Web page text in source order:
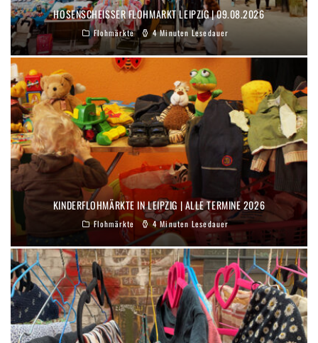
HOSENSCHEISSER FLOHMARKT LEIPZIG | 09.08.2026
Flohmärkte 4 Minuten Lesedauer
KINDERFLOHMÄRKTE IN LEIPZIG | ALLE TERMINE 2026
Flohmärkte 4 Minuten Lesedauer